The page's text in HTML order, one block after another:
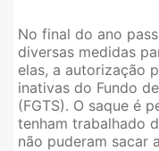
No final do ano
diversas medidas
elas, a autorização
inativas do Fundo
(FGTS). O saque é
tenham trabalhado
não puderam sacar